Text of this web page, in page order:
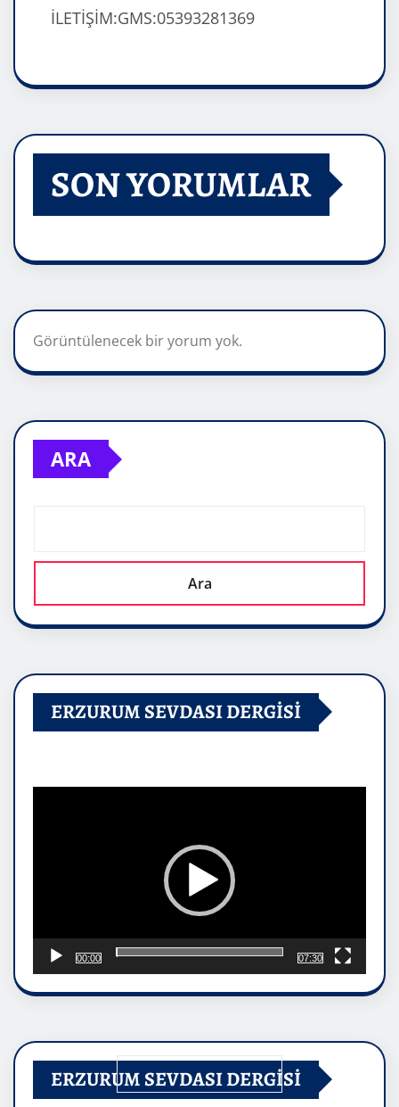
İLETİŞİM:GMS:05393281369
SON YORUMLAR
Görüntülenecek bir yorum yok.
ARA
Ara
ERZURUM SEVDASI DERGİSİ
00:00 07:30
ERZURUM SEVDASI DERGİSİ